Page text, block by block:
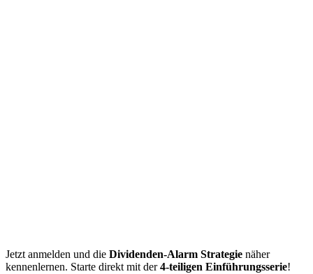
Jetzt anmelden und die Dividenden-Alarm Strategie näher
kennenlernen. Starte direkt mit der4-teiligen Einführungsserie!